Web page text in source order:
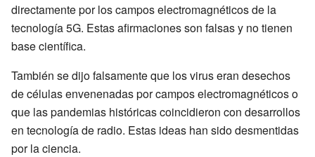
directamente por los campos electromagnéticos de la
tecnología 5G. Estas afirmaciones son falsas y no tienen
base científica.
También se dijo falsamente que los virus eran desechos
de células envenenadas por campos electromagnéticos o
que las pandemias históricas coincidieron con desarrollos
en tecnología de radio. Estas ideas han sido desmentidas
por la ciencia.